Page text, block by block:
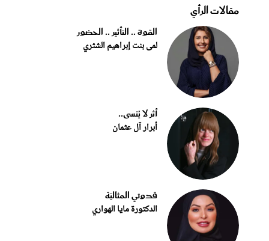
مقالات الرأي
القوة .. التأثير .. الحضور
لمى بنت إبراهيم الشثري
أثر لا يُنسى..
أبرار آل عثمان
قدوتي المثاليّة
الدكتورة مايا الهواري